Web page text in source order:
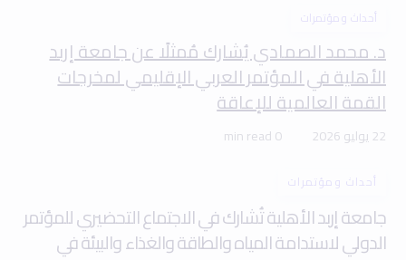
أحداث ومؤتمرات
د. محمد الصمادي يُشارك مُمثلًا عن جامعة إربد
الأهلية في المؤتمر العربي الإقليمي لمخرجات
القمة العالمية للإعاقة
22 يوليو 2026 0 min read
أحداث ومؤتمرات
جامعة إربد الأهلية تُشارك في الاجتماع التحضيري للمؤتمر
الدولي لاستدامة المياه والطاقة والغذاء والبيئة في